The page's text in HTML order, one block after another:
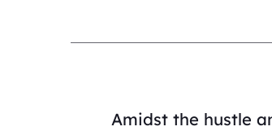
Amidst the hustle